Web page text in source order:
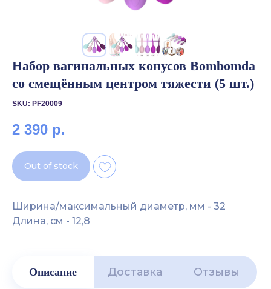
Набор вагинальных конусов Bombomda
со смещённым центром тяжести (5 шт.)
SKU: PF20009
2 390 р.
Out of stock
Ширина/максимальный диаметр, мм - 32
Длина, см - 12,8
Описание Доставка Отзывы